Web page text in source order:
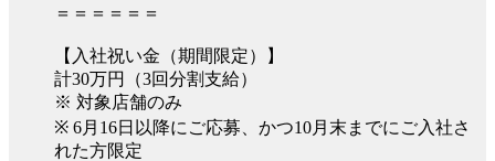
＝＝＝＝＝＝
【入社祝い金（期間限定）】
計30万円（3回分割支給）
※ 対象店舗のみ
※ 6月16日以降にご応募、かつ10月末までにご入社さ
れた方限定